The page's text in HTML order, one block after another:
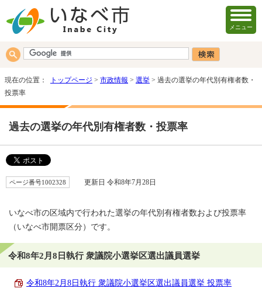
メニュー
現在の位置： トップページ > 市政情報 > 選挙 > 過去の選挙の年代別有権者数・
投票率
過去の選挙の年代別有権者数・投票率
ページ番号1002328 更新日 令和8年7月28日
いなべ市の区域内で行われた選挙の年代別有権者数および投票率
（いなべ市開票区分）です。
令和8年2月8日執行 衆議院小選挙区選出議員選挙
令和8年2月8日執行 衆議院小選挙区選出議員選挙 投票率